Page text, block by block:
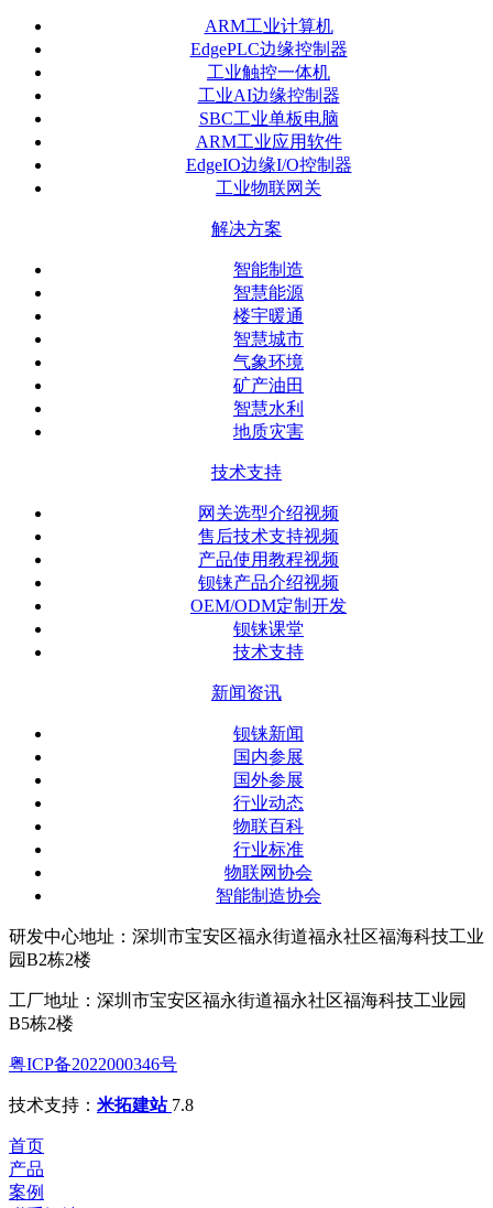
ARM工业计算机
EdgePLC边缘控制器
工业触控一体机
工业AI边缘控制器
SBC工业单板电脑
ARM工业应用软件
EdgeIO边缘I/O控制器
工业物联网关
解决方案
智能制造
智慧能源
楼宇暖通
智慧城市
气象环境
矿产油田
智慧水利
地质灾害
技术支持
网关选型介绍视频
售后技术支持视频
产品使用教程视频
钡铼产品介绍视频
OEM/ODM定制开发
钡铼课堂
技术支持
新闻资讯
钡铼新闻
国内参展
国外参展
行业动态
物联百科
行业标准
物联网协会
智能制造协会
研发中心地址：深圳市宝安区福永街道福永社区福海科技工业
园B2栋2楼
工厂地址：深圳市宝安区福永街道福永社区福海科技工业园
B5栋2楼
粤ICP备2022000346号
技术支持： 米拓建站 7.8
首页
产品
案例